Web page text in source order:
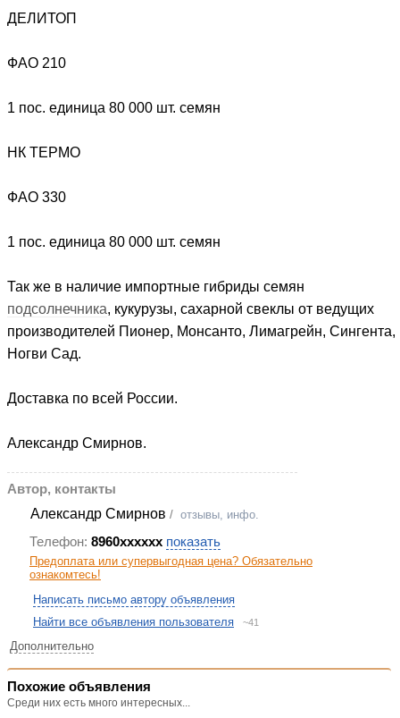
ДЕЛИТОП
ФАО 210
1 пос. единица 80 000 шт. семян
НК ТЕРМО
ФАО 330
1 пос. единица 80 000 шт. семян
Так же в наличие импортные гибриды семян
подсолнечника, кукурузы, сахарной свеклы от ведущих
производителей Пионер, Монсанто, Лимагрейн, Сингента,
Ногви Сад.
Доставка по всей России.
Александр Смирнов.
Автор, контакты
Александр Смирнов / отзывы, инфо.
Телефон: 8960xxxxxx показать
Предоплата или супервыгодная цена? Обязательно
ознакомтесь!
Написать письмо автору объявления
Найти все объявления пользователя
~41
Дополнительно
Похожие объявления
Среди них есть много интересных...